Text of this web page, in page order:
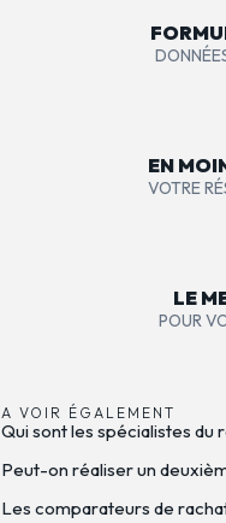
EN
VOTRE
LE
POUR
A VOIR ÉGALEMENT
Qui sont les spécialistes du
Peut-on réaliser un
Les comparateurs de